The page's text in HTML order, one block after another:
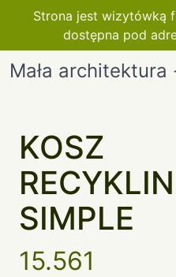
Strona jest wizytówką
dostępna pod
Mała
KOSZ
SIMPLE
15.561